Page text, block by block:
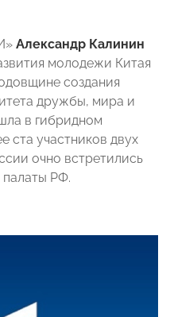
Александр Калинин
молодежи Китая
создания
дружбы, мира и
в гибридном
ста участников двух
очно встретились
РФ.